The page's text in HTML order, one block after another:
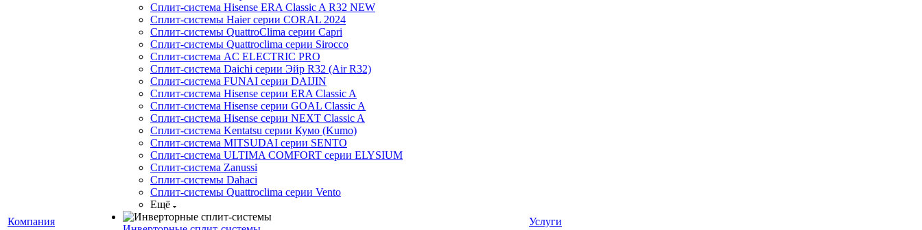
Компания
Сплит-система Hisense ERA Classic A R32 NEW
Сплит-системы Haier cерии CORAL 2024
Сплит-системы QuattroClima серии Capri
Сплит-системы Quattroclima серии Sirocco
Сплит-система AC ELECTRIC PRO
Сплит-система Daichi серии Эйр R32 (Air R32)
Сплит-система FUNAI серии DAIJIN
Сплит-система Hisense серии ERA Classic A
Сплит-система Hisense серии GOAL Classic A
Сплит-система Hisense серии NEXT Classic A
Сплит-система Kentatsu серии Кумо (Kumo)
Сплит-система MITSUDAI серии SENTO
Сплит-система ULTIMA COMFORT серии ELYSIUM
Сплит-система Zanussi
Сплит-системы Dahaci
Сплит-системы Quattroclima серии Vento
Ещё
Услуги